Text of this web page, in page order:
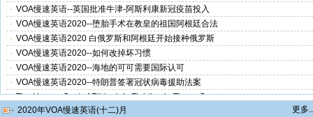
· VOA慢速英语--英国批准牛津-阿斯利康新冠疫苗投入
· VOA慢速英语2020--堕胎手术在教皇的祖国阿根廷合法
· VOA慢速英语2020 白俄罗斯和阿根廷开始接种俄罗斯
· VOA慢速英语2020--如何改掉坏习惯
· VOA慢速英语2020--海地的可可需要国际认可
· VOA慢速英语2020--特朗普签署冠状病毒援助法案
· The Human Cost of Ethiopia’s Fighting in Tigray Grows
· Some US States Seek Medical Students to Give COVID-19 Vaccines
2020年VOA慢速英语(十二)月
更多